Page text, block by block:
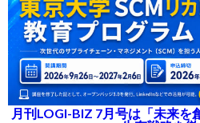
月刊LOGI-BIZ 7月号は「未来を